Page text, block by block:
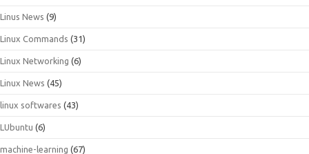
Linus News (9)
Linux Commands (31)
Linux Networking (6)
Linux News (45)
linux softwares (43)
LUbuntu (6)
machine-learning (67)